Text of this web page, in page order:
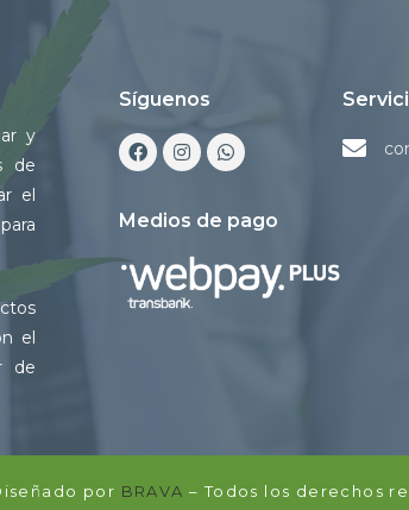
y
de
el
el
de
Síguenos
Medios de pago
por BRAVA – Todos los derechos